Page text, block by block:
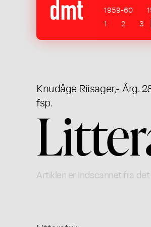
1959-60
1
2 3
Knudåge Riisager,
fsp.
- Årg.
Artiklen er indscannet fra